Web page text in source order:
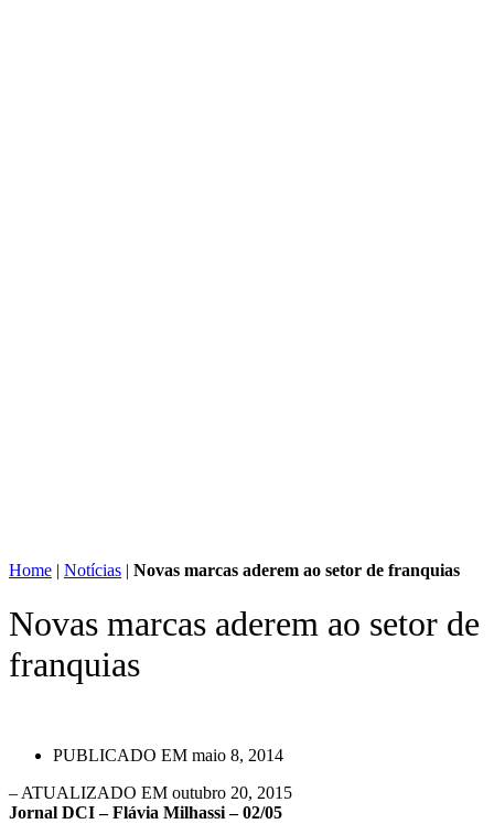
Home | Notícias | Novas marcas aderem ao setor de franquias
Novas marcas aderem ao setor de
franquias
PUBLICADO EM maio 8, 2014
– ATUALIZADO EM outubro 20, 2015
Jornal DCI – Flávia Milhassi – 02/05